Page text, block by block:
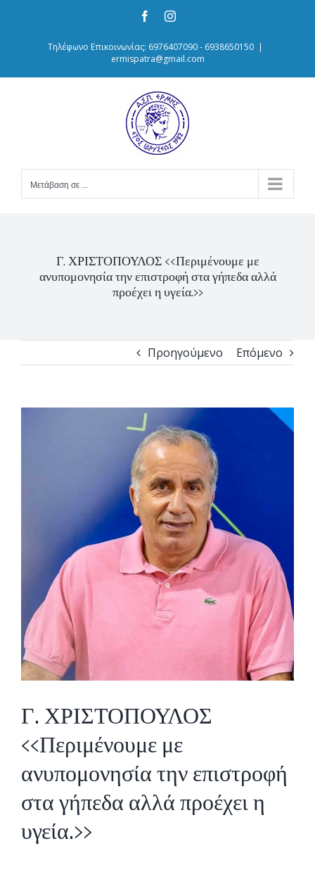
FacebookInstagram
Τηλέφωνο Επικοινωνίας: 6976407090 - 6938650150 |
ermispatra@gmail.com
Μετάβαση σε ...
Γ. ΧΡΙΣΤΟΠΟΥΛΟΣ <<Περιμένουμε με
ανυπομονησία την επιστροφή στα γήπεδα αλλά
προέχει η υγεία.>>
Προηγούμενο Επόμενο
Γ. ΧΡΙΣΤΟΠΟΥΛΟΣ
<<Περιμένουμε με
ανυπομονησία την επιστροφή
στα γήπεδα αλλά προέχει η
υγεία.>>